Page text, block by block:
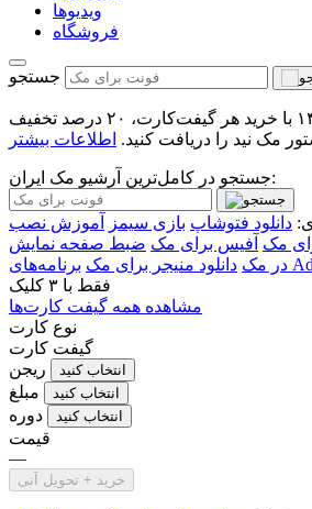
ویدیو‌ها
فروشگاه
جستجو
تا تاریخ ۳۰ مرداد ۱۴۰۵ با خرید هر گیفت‌کارت، ۲۰ درصد تخفیف
مک نید را دریافت کنید. اطلاعات بیشتر
جستجو در کامل‌ترین آرشیو مک ایران:
دانلود فتوشاپ بازی سیمز
آموزش نصب
مک آفیس برای مک ضبط صفحه نمایش
در مک دانلود منیجر برای مک
فقط با ۳ کلیک
مشاهده همه گیفت کارت‌ها
نوع کارت
گیفت کارت
ریجن
انتخاب کنید
مبلغ انتخاب کنید
دوره انتخاب کنید
قیمت
—
خرید + تحویل آنی